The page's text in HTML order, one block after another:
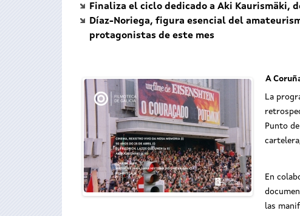
Finaliza el ciclo dedicado a Aki Kaurismäki,
Díaz-Noriega, figura esencial del
protagonistas de este mes
A
La
Punto
En
las